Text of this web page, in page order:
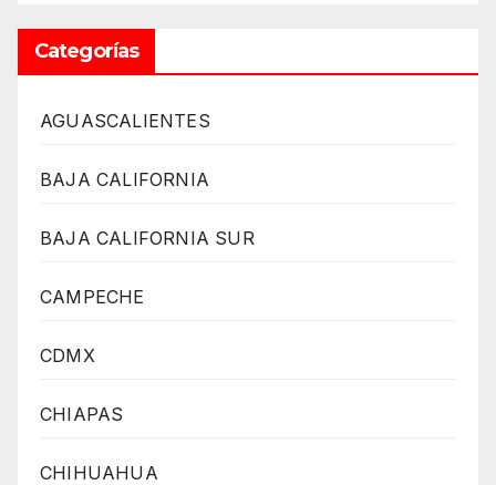
Categorías
AGUASCALIENTES
BAJA CALIFORNIA
BAJA CALIFORNIA SUR
CAMPECHE
CDMX
CHIAPAS
CHIHUAHUA